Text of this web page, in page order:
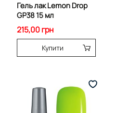
Гель лак Lemon Drop
GP38 15 мл
215,00 грн
Купити